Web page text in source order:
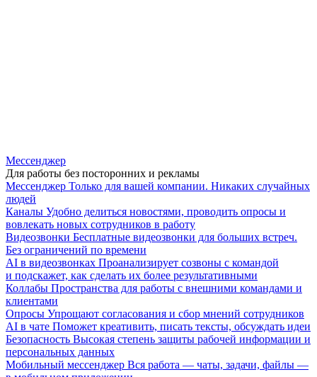
Мессенджер
Для работы без посторонних и рекламы
Мессенджер Только для вашей компании. Никаких случайных
людей
Каналы Удобно делиться новостями, проводить опросы и
вовлекать новых сотрудников в работу
Видеозвонки Бесплатные видеозвонки для больших встреч.
Без ограничений по времени
AI в видеозвонках Проанализирует созвоны с командой
и подскажет, как сделать их более результативными
Коллабы Пространства для работы с внешними командами и
клиентами
Опросы Упрощают согласования и сбор мнений сотрудников
AI в чате Поможет креативить, писать тексты, обсуждать идеи
Безопасность Высокая степень защиты рабочей информации и
персональных данных
Мобильный мессенджер Вся работа — чаты, задачи, файлы —